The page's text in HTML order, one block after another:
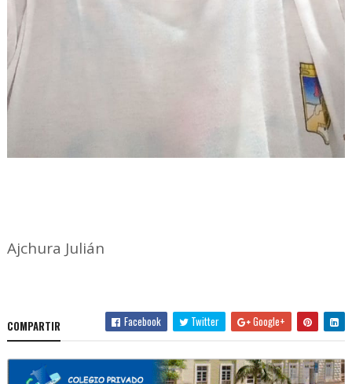
Ajchura Julián
COMPARTIR Facebook Twitter Google+